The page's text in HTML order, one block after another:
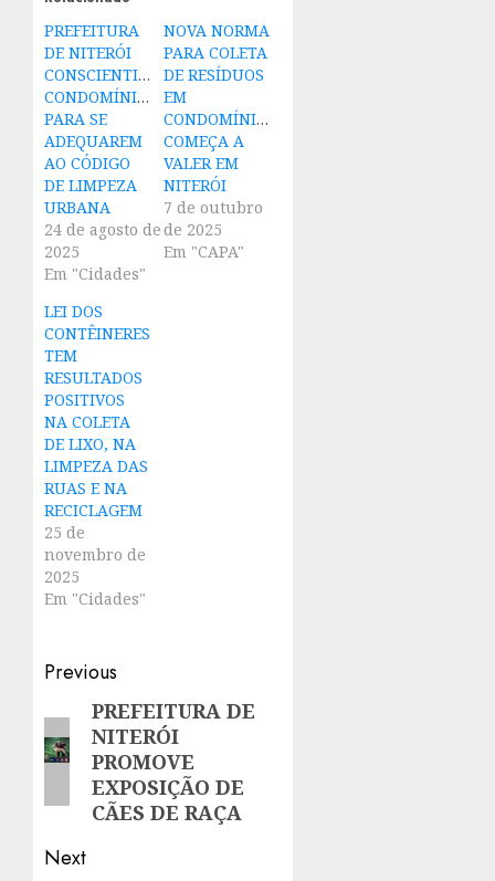
PREFEITURA
DE NITERÓI
CONSCIENTIZA
CONDOMÍNIOS
PARA SE
ADEQUAREM
AO CÓDIGO
DE LIMPEZA
URBANA
24 de agosto de
2025
Em "Cidades"
NOVA NORMA
PARA COLETA
DE RESÍDUOS
EM
CONDOMÍNIOS
COMEÇA A
VALER EM
NITERÓI
7 de outubro
de 2025
Em "CAPA"
LEI DOS
CONTÊINERES
TEM
RESULTADOS
POSITIVOS
NA COLETA
DE LIXO, NA
LIMPEZA DAS
RUAS E NA
RECICLAGEM
25 de
novembro de
2025
Em "Cidades"
Post
navigation
Previous
Previous
post:
PREFEITURA DE
NITERÓI
PROMOVE
EXPOSIÇÃO DE
CÃES DE RAÇA
Next